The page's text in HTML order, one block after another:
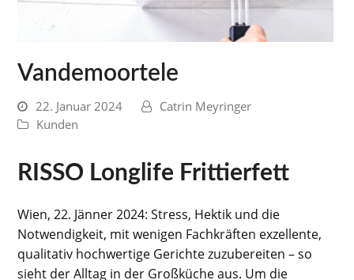
Vandemoortele
22. Januar 2024
Catrin Meyringer
Kunden
RISSO Longlife Frittierfett
Wien, 22. Jänner 2024: Stress, Hektik und die
Notwendigkeit, mit wenigen Fachkräften exzellente,
qualitativ hochwertige Gerichte zuzubereiten – so
sieht der Alltag in der Großküche aus. Um die